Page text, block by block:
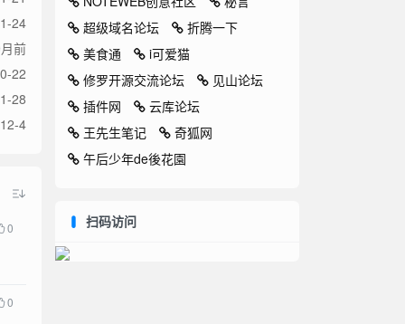
24
前
22
28
4
0
0
超级域名论坛
折腾一下
美食通
i可爱猫
修罗开源交流论坛
见山论坛
插件网
云库论坛
王先生笔记
奇狐网
午后少年de後花園
扫码访问